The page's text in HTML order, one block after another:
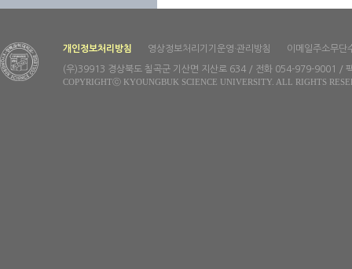
개인정보처리방침 영상정보처리기기운영·관리방침 이메일주소무단
(우)39913 경상북도 칠곡군 기산면 지산로 634 / 전화 054-979-9001 /
COPYRIGHTⓒ KYOUNGBUK SCIENCE UNIVERSITY. ALL RIGHTS